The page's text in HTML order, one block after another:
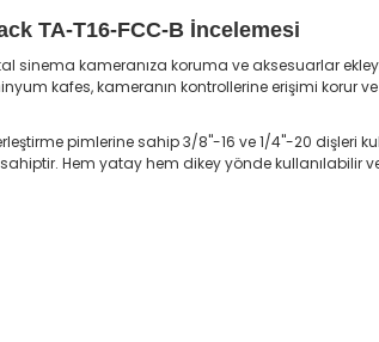
TA-T16-FCC-B İncelemesi
sinema kameranıza koruma ve aksesuarlar
kafes, kameranın kontrollerine erişimi korur
pimlerine sahip 3/8"-16 ve 1/4"-20
Hem yatay hem dikey yönde kullanılabilir